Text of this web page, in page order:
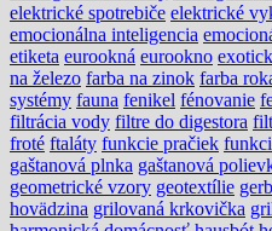
elektrické spotrebiče elektrické
emocionálna inteligencia
etiketa eurookná eurookno
na železo farba na zinok farba
systémy fauna fenikel fénovanie
filtrácia vody filtre do digestora
froté ftaláty funkcie pračiek
gaštanová plnka gaštanová
geometrické vzory geotextílie
hovädzina grilovaná krkovička